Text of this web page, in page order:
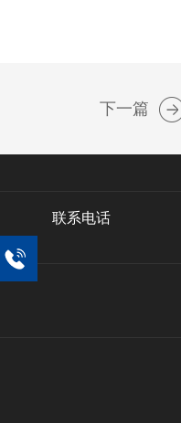
下一篇
联系电话